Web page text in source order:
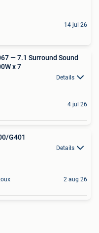
14 jul 26
— 7.1 Surround Sound
x 7
Details
4 jul 26
G401
Details
2 aug 26